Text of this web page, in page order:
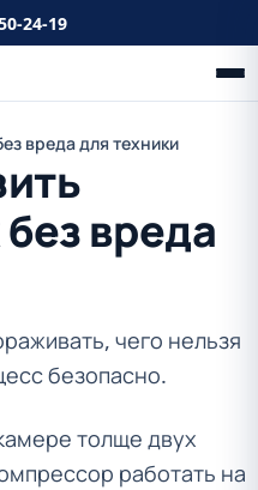
24-19
вреда для техники
вреда
чего нельзя
безопасно.
толще двух
работать на